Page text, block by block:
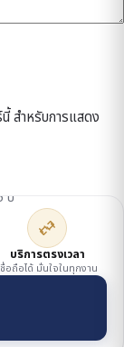
นี้ สำหรับการแสดง
ปี
บริการตรงเวลา
ชื่อถือได้ มั่นใจในทุกงาน